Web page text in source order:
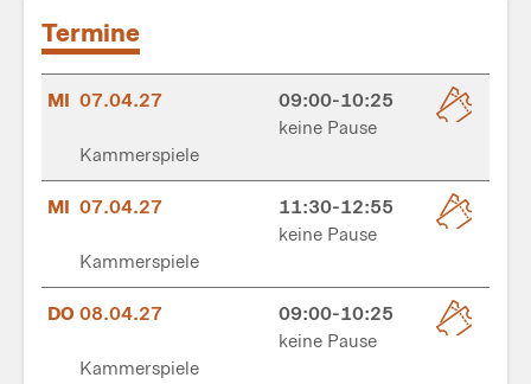
Termine
MI 07.04.27
09:00-10:25
keine Pause
Kammerspiele
MI 07.04.27
11:30-12:55
keine Pause
Kammerspiele
DO 08.04.27
09:00-10:25
keine Pause
Kammerspiele